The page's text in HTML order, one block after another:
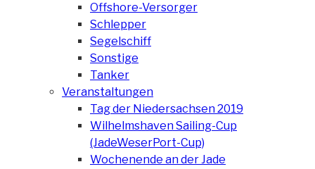
Offshore-Versorger
Schlepper
Segelschiff
Sonstige
Tanker
Veranstaltungen
Tag der Niedersachsen 2019
Wilhelmshaven Sailing-Cup
(JadeWeserPort-Cup)
Wochenende an der Jade